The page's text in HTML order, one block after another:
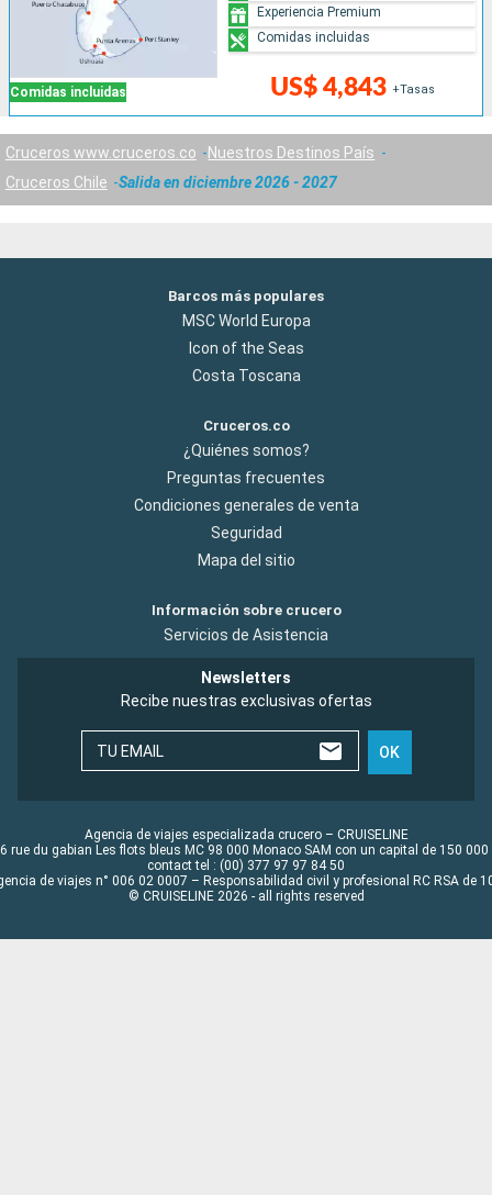
Comidas incluidas US$ 4,843 +Tasas
Experiencia Premium
Comidas incluidas
Cruceros www.cruceros.co
Nuestros Destinos País
Cruceros Chile
Salida en diciembre 2026 - 2027
Barcos más populares
MSC World Europa
Icon of the Seas
Costa Toscana
Cruceros.co
¿Quiénes somos?
Preguntas frecuentes
Condiciones generales de venta
Seguridad
Mapa del sitio
Información sobre crucero
Servicios de Asistencia
Newsletters
Recibe nuestras exclusivas ofertas
TU EMAIL OK
Agencia de viajes especializada crucero – CRUISELINE
rue du gabian Les flots bleus MC 98 000 Monaco SAM con un capital de 150 000
contact tel : (00) 377 97 97 84 50
de viajes n° 006 02 0007 – Responsabilidad civil y profesional RC RSA de
© CRUISELINE 2026 - all rights reserved